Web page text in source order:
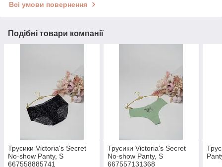
Всі умови повернення
Подібні товари компанії
Трусики Victoria's Secret
No-show Panty, S
667558885741
Трусики Victoria's Secret
No-show Panty, S
667557131368